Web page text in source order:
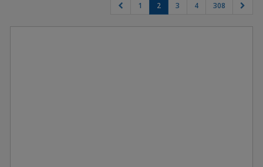
1 2 3 4 308